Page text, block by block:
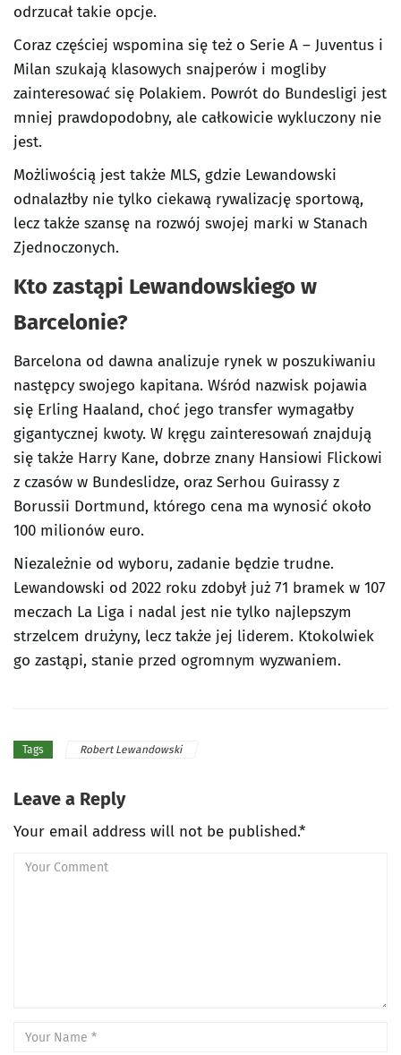
odrzucał takie opcje.
Coraz częściej wspomina się też o Serie A – Juventus i
Milan szukają klasowych snajperów i mogliby
zainteresować się Polakiem. Powrót do Bundesligi jest
mniej prawdopodobny, ale całkowicie wykluczony nie
jest.
Możliwością jest także MLS, gdzie Lewandowski
odnalazłby nie tylko ciekawą rywalizację sportową,
lecz także szansę na rozwój swojej marki w Stanach
Zjednoczonych.
Kto zastąpi Lewandowskiego w
Barcelonie?
Barcelona od dawna analizuje rynek w poszukiwaniu
następcy swojego kapitana. Wśród nazwisk pojawia
się Erling Haaland, choć jego transfer wymagałby
gigantycznej kwoty. W kręgu zainteresowań znajdują
się także Harry Kane, dobrze znany Hansiowi Flickowi
z czasów w Bundeslidze, oraz Serhou Guirassy z
Borussii Dortmund, którego cena ma wynosić około
100 milionów euro.
Niezależnie od wyboru, zadanie będzie trudne.
Lewandowski od 2022 roku zdobył już 71 bramek w 107
meczach La Liga i nadal jest nie tylko najlepszym
strzelcem drużyny, lecz także jej liderem. Ktokolwiek
go zastąpi, stanie przed ogromnym wyzwaniem.
Tags Robert Lewandowski
Leave a Reply
Your email address will not be published.*